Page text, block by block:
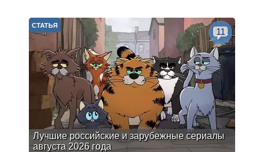
Лучшие российские и зарубежные сериалы
августа 2026 года
СТАТЬЯ
11